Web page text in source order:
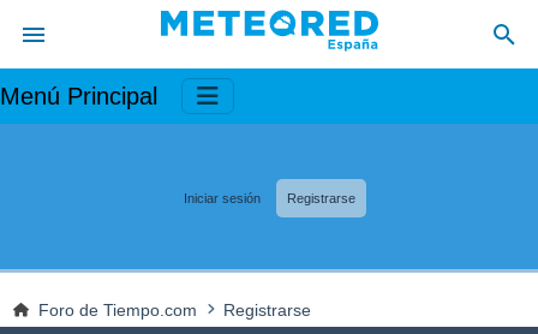
Menú Principal
Iniciar sesión Registrarse
Foro de Tiempo.com Registrarse